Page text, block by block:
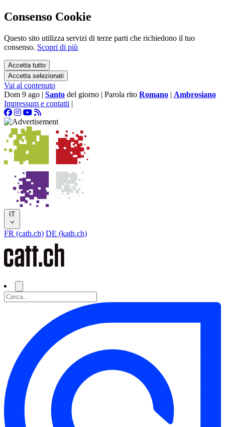
Consenso Cookie
Questo sito utilizza servizi di terze parti che richiedono il tuo
consenso. Scopri di più
Accetta tutto
Accetta selezionati
Vai al contenuto
Dom 9 ago | Santo del giorno | Parola rito Romano | Ambrosiano
Impressum e contatti |
IT
FR (cath.ch) DE (kath.ch)